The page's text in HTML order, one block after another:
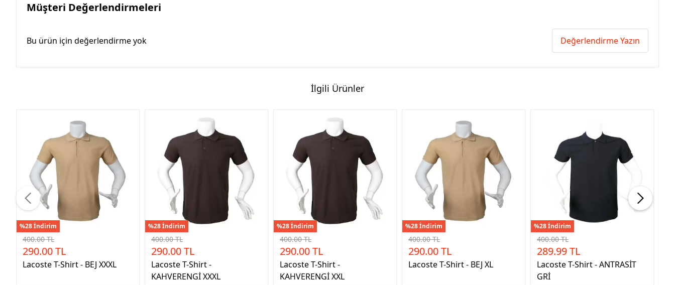
Müşteri Değerlendirmeleri
Bu ürün için değerlendirme yok Değerlendirme Yazın
İlgili Ürünler
%28 İndirim
400.00 TL
290.00 TL
Lacoste T-Shirt - BEJ XXXL
%28 İndirim
400.00 TL
290.00 TL
Lacoste T-Shirt -
KAHVERENGİ XXXL
%28 İndirim
400.00 TL
290.00 TL
Lacoste T-Shirt -
KAHVERENGİ XXL
%28 İndirim
400.00 TL
290.00 TL
Lacoste T-Shirt - BEJ XL
%28 İndirim
400.00 TL
289.99 TL
Lacoste T-Shirt - ANTRASİT
GRİ